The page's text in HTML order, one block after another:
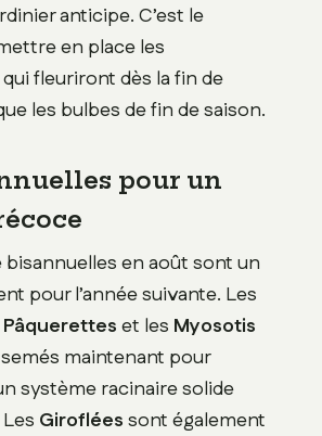
anticipe. C’est le
en place les
fleuriront dès la fin de
les bulbes de fin de saison.
pour un
bisannuelles en août sont un
pour l’année suivante. Les
Pâqueretteset les Myosotis
maintenant pour
système racinaire solide
Girofléessont également